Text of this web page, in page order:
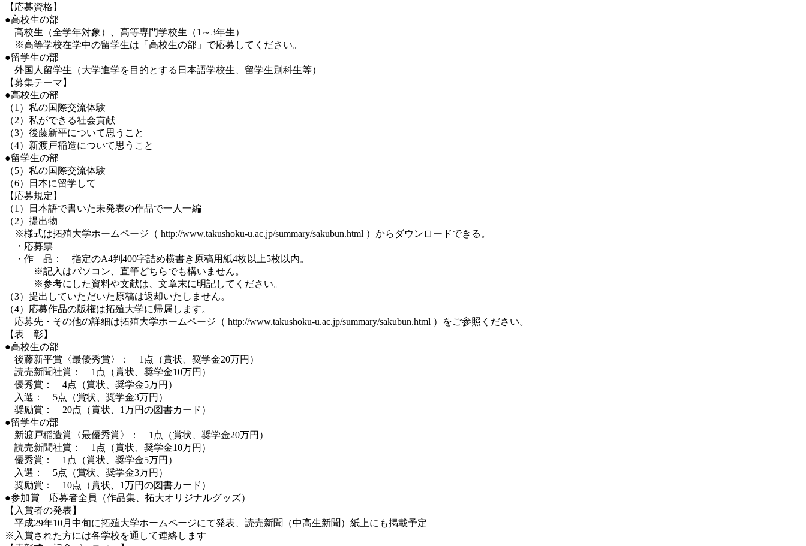
【応募資格】
●高校生の部
高校生（全学年対象）、高等専門学校生（1～3年生）
※高等学校在学中の留学生は「高校生の部」で応募してください。
●留学生の部
外国人留学生（大学進学を目的とする日本語学校生、留学生別科生等）
【募集テーマ】
●高校生の部
（1）私の国際交流体験
（2）私ができる社会貢献
（3）後藤新平について思うこと
（4）新渡戸稲造について思うこと
●留学生の部
（5）私の国際交流体験
（6）日本に留学して
【応募規定】
（1）日本語で書いた未発表の作品で一人一編
（2）提出物
※様式は拓殖大学ホームページ（ http://www.takushoku-u.ac.jp/summary/sakubun.html ）からダウンロードできる。
・応募票
・作 品： 指定のA4判400字詰め横書き原稿用紙4枚以上5枚以内。
※記入はパソコン、直筆どちらでも構いません。
※参考にした資料や文献は、文章末に明記してください。
（3）提出していただいた原稿は返却いたしません。
（4）応募作品の版権は拓殖大学に帰属します。
応募先・その他の詳細は拓殖大学ホームページ（ http://www.takushoku-u.ac.jp/summary/sakubun.html ）をご参照ください。
【表 彰】
●高校生の部
後藤新平賞〈最優秀賞〉： 1点（賞状、奨学金20万円）
読売新聞社賞： 1点（賞状、奨学金10万円）
優秀賞： 4点（賞状、奨学金5万円）
入選： 5点（賞状、奨学金3万円）
奨励賞： 20点（賞状、1万円の図書カード）
●留学生の部
新渡戸稲造賞〈最優秀賞〉： 1点（賞状、奨学金20万円）
読売新聞社賞： 1点（賞状、奨学金10万円）
優秀賞： 1点（賞状、奨学金5万円）
入選： 5点（賞状、奨学金3万円）
奨励賞： 10点（賞状、1万円の図書カード）
●参加賞 応募者全員（作品集、拓大オリジナルグッズ）
【入賞者の発表】
平成29年10月中旬に拓殖大学ホームページにて発表、読売新聞（中高生新聞）紙上にも掲載予定
※入賞された方には各学校を通して連絡します